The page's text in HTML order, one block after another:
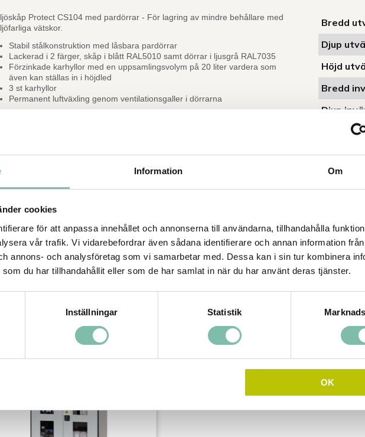
Information Om
cookies
för att anpassa innehållet och annonserna till användarna, tillhandahålla
vår trafik. Vi vidarebefordrar även sådana identifierare och annan information
annons- och analysföretag som vi samarbetar med. Dessa kan i sin tur kombinera
du har tillhandahållit eller som de har samlat in när du har använt deras tjänster.
Inställningar Statistik
OK
Protect CS104 med pardörrar - För lagring av mindre behållare med
vätskor.
Stabil stålkonstruktion med låsbara pardörrar
Lackerad i 2 färger, skåp i blått RAL5010 samt dörrar i ljusgrå RAL7035
Förzinkade karhyllor med en uppsamlingsvolym på 20 liter vardera som
även kan ställas in i höjdled
3 st karhyllor
Permanent luftväxling genom ventilationsgaller i dörrarna
Bredd
Djup
Höjd
Bredd
Djup
Höjd